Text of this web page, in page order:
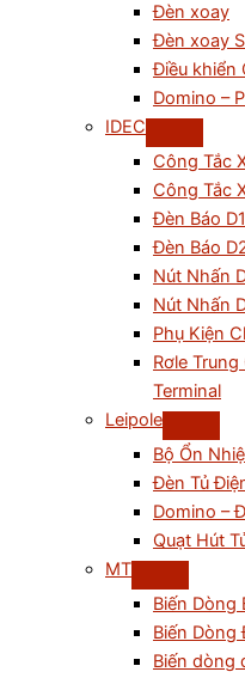
Đèn xoay
Đèn xoay
Điều khiển
Domino –
IDEC
Công Tắc
Công Tắc
Đèn Báo
Đèn Báo
Nút Nhấn
Nút Nhấn
Phụ Kiện
Rơle
Terminal
Leipole
Bộ Ổn
Đèn Tủ
Domino –
Quạt Hút
MT
Biến Dòng
Biến
Biến dòng